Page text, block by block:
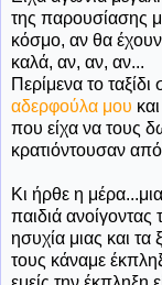
της παρουσίασης
κόσμο, αν θα
καλά, αν, αν, αν...
Περίμενα το
αδερφούλα μου
που είχα να τους
κρατιόντουσαν
Κι ήρθε η
παιδιά
ησυχία μιας και τα
τους κάναμε